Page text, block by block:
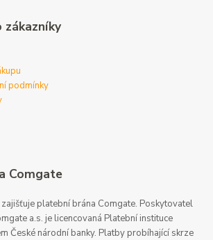
podmínky
Comgate
platební brána Comgate. Poskytovatel
a.s. je licencovaná Platební instituce
České národní banky. Platby probíhající skrze